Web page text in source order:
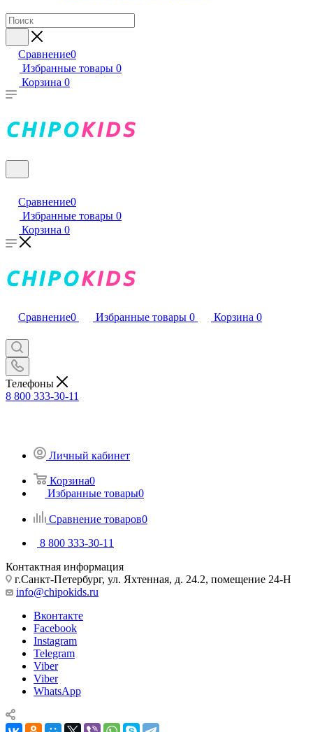
Сравнение0
Избранные товары 0
Корзина 0
Сравнение0
Избранные товары 0
Корзина 0
Сравнение0 Избранные товары 0 Корзина 0
Телефоны
8 800 333-30-11
Личный кабинет
Корзина0
Избранные товары0
Сравнение товаров0
8 800 333-30-11
Контактная информация
г.Санкт-Петербург, ул. Яхтенная, д. 24.2, помещение 24-Н
info@chipokids.ru
Вконтакте
Facebook
Instagram
Telegram
Viber
Viber
WhatsApp